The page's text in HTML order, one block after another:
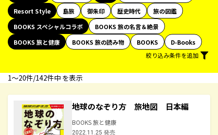
Resort Style
島旅 御朱印 歴史時代
旅の図鑑
BOOKS スペシャルコラボ
BOOKS 旅の名言＆絶景
BOOKS 旅と健康
BOOKS 旅の読み物 BOOKS
D-Books
絞り込み条件を追加
1〜20件/142件中 を表示
地球のなぞり方 旅地図 日本編
BOOKS 旅と健康
2022.11.25 発売